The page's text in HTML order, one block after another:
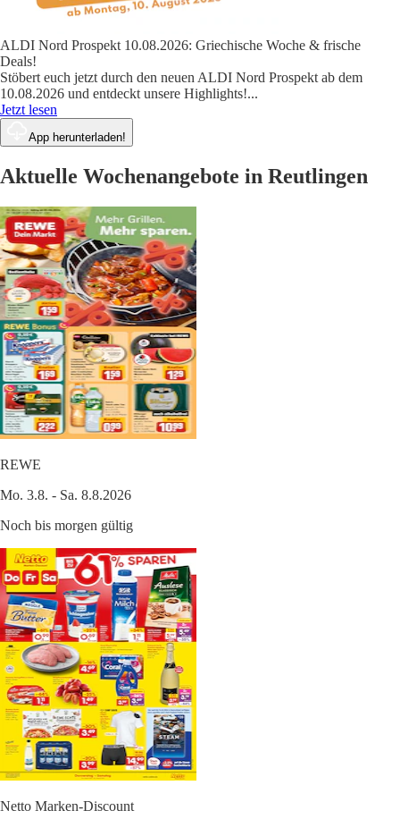
ALDI Nord Prospekt 10.08.2026: Griechische Woche & frische
Deals!
Stöbert euch jetzt durch den neuen ALDI Nord Prospekt ab dem
10.08.2026 und entdeckt unsere Highlights!...
Jetzt lesen
App herunterladen!
Aktuelle Wochenangebote in Reutlingen
REWE
Mo. 3.8. - Sa. 8.8.2026
Noch bis morgen gültig
Netto Marken-Discount